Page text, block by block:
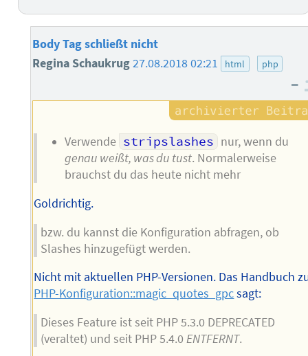
Body Tag schließt nicht
Regina Schaukrug27.08.2018 02:21 html php
–
Verwende stripslashes nur, wenn du
genau weißt, was du tust. Normalerweise
brauchst du das heute nicht mehr
Goldrichtig.
bzw. du kannst die Konfiguration abfragen, ob
Slashes hinzugefügt werden.
Nicht mit aktuellen PHP-Versionen. Das Handbuch
PHP-Konfiguration::magic_quotes_gpcsagt:
Dieses Feature ist seit PHP 5.3.0 DEPRECATED
(veraltet) und seit PHP 5.4.0ENTFERNT.